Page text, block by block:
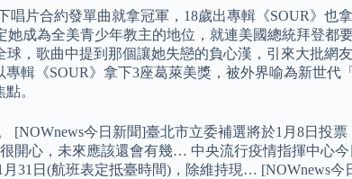
片合約發單曲就拿冠軍，18歲出專輯《SOUR》也
她成為全美青少年教主的地位，就連美國總統拜登
，歌曲中提到那個讓她失戀的負心漢，引來大批網
輯《SOUR》拿下3座葛萊美獎，被外界喻為新世代
。
今日新聞]臺北市立委補選將於1月8日投
心，未來應該還會有幾… 中央流行疫情指揮中心
31日(航班表定抵臺時間)，除維持現… [NOWnews